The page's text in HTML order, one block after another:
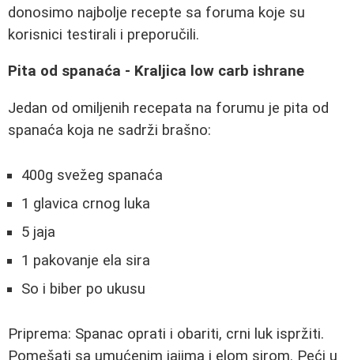
donosimo najbolje recepte sa foruma koje su
korisnici testirali i preporučili.
Pita od spanaća - Kraljica low carb ishrane
Jedan od omiljenih recepata na forumu je pita od
spanaća koja ne sadrži brašno:
400g svežeg spanaća
1 glavica crnog luka
5 jaja
1 pakovanje ela sira
So i biber po ukusu
Priprema: Spanac oprati i obariti, crni luk ispržiti.
Pomešati sa umućenim jajima i elom sirom. Peći u